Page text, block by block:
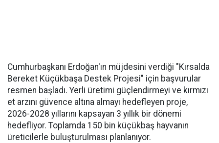
Cumhurbaşkanı Erdoğan'ın müjdesini verdiği "Kırsalda
Bereket Küçükbaşa Destek Projesi" için başvurular
resmen başladı. Yerli üretimi güçlendirmeyi ve kırmızı
et arzını güvence altına almayı hedefleyen proje,
2026-2028 yıllarını kapsayan 3 yıllık bir dönemi
hedefliyor. Toplamda 150 bin küçükbaş hayvanın
üreticilerle buluşturulması planlanıyor.